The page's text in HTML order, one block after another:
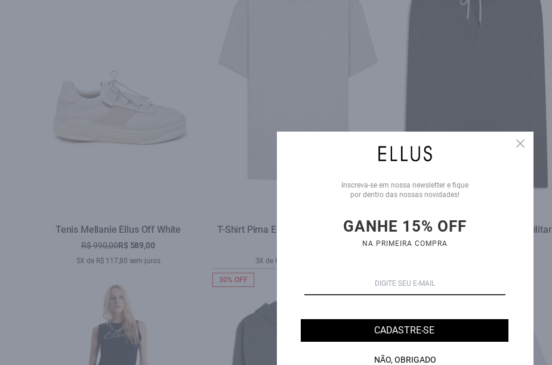
Tenis Mellanie Ellus Off White
R$ 990,00R$ 589,00
5X de R$ 117,80 sem juros
T-Shirt Pima Easa Mirror Classic Prata
3X de R$ 132,67 sem juros
Moletom Ellus Original Verde Militar
R$ 659,00
30% OFF 32% OFF
Close
Inscreva-se em nossa newsletter e fique
por dentro das nossas novidades!
GANHE 15% OFF
NA PRIMEIRA COMPRA
CADASTRE-SE
NÃO, OBRIGADO